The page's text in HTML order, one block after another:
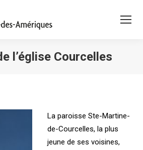
l’église Courcelles
La paroisse Ste-Martine-
de-Courcelles, la plus
jeune de ses voisines,